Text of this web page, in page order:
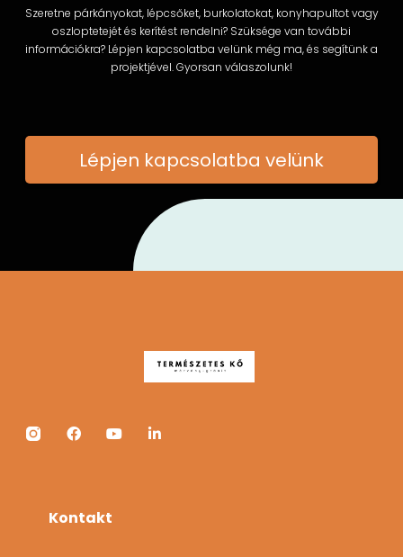
Szeretne párkányokat, lépcsőket, burkolatokat, konyhapultot vagy
oszloptetejét és kerítést rendelni? Szüksége van további
információkra? Lépjen kapcsolatba velünk még ma, és segítünk a
projektjével. Gyorsan válaszolunk!
Lépjen kapcsolatba velünk
Kontakt